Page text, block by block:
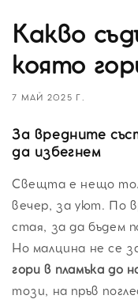
Какво
която
7 МАЙ 2025 Г.
За вредните
да избегнем
Свещта е нещо
вечер, за уют. По
стая, за да бъдем
Но малцина не се
гори в пламъка до
този, на пръв